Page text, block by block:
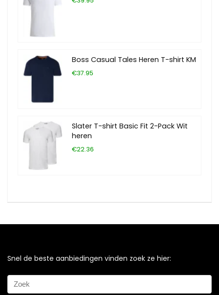
Boss Casual Tales Heren T-shirt KM
€37.95
Slater T-shirt Basic Fit 2-Pack Wit
heren
€22.36
Snel de beste aanbiedingen vinden zoek ze hier: